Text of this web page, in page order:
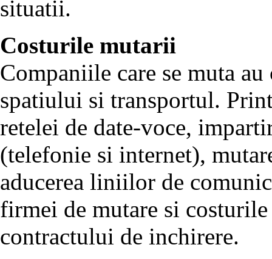
situatii.
Costurile mutarii
Companiile care se muta
spatiului si transportul.
retelei de date-voce,
(telefonie si internet),
aducerea liniilor de
firmei de mutare si
contractului de inchirere.